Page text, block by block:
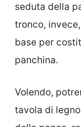
seduta della
tronco,
base per
panchina.
Volendo,
tavola di